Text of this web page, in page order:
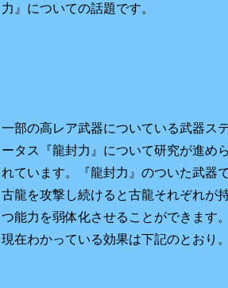
力 』についての話題です。
一部の高レア武器についている武器ス
ータス『龍封力 』について研究が進めら
れています。『龍封力 』のついた武器
古龍を攻撃し続けると古龍それぞれが
つ能力を弱体化させることができます。
現在わかっている効果は下記のとおり。